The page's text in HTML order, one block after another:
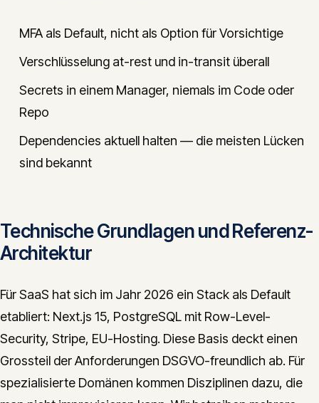
MFA als Default, nicht als Option für Vorsichtige
Verschlüsselung at-rest und in-transit überall
Secrets in einem Manager, niemals im Code oder
Repo
Dependencies aktuell halten — die meisten Lücken
sind bekannt
Technische Grundlagen und Referenz-
Architektur
Für SaaS hat sich im Jahr 2026 ein Stack als Default
etabliert: Next.js 15, PostgreSQL mit Row-Level-
Security, Stripe, EU-Hosting. Diese Basis deckt einen
Grossteil der Anforderungen DSGVO-freundlich ab. Für
spezialisierte Domänen kommen Disziplinen dazu, die